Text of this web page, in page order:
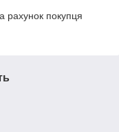
рахунок покупця